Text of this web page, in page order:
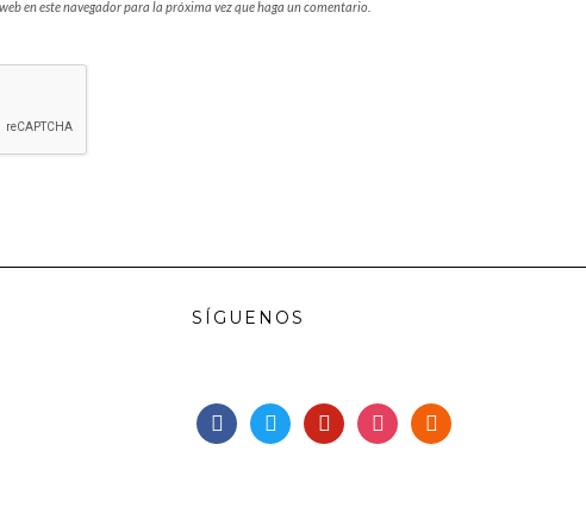
en este navegador para la próxima vez que haga un comentario.
SÍGUENOS
facebooktwitter pinterestinstagramrss